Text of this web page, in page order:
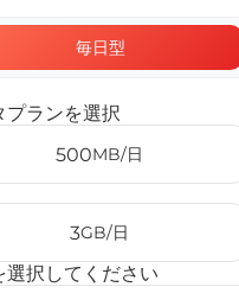
るメリット
毎日型
プランを選択
500MB/日
3GB/日
選択してください